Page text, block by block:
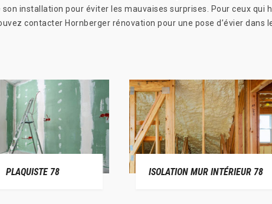
installation pour éviter les mauvaises surprises. Pour ceux qui
contacter Hornberger rénovation pour une pose d’évier dans
PLAQUISTE 78 ISOLATION MUR INTÉRIEUR 78